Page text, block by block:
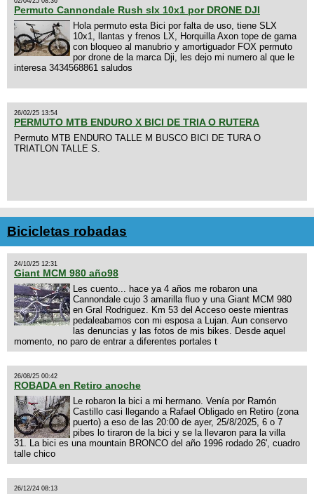
Permuto Cannondale Rush slx 10x1 por DRONE DJI
Hola permuto esta Bici por falta de uso, tiene SLX
10x1, llantas y frenos LX, Horquilla Axon tope de gama
con bloqueo al manubrio y amortiguador FOX permuto
por drone de la marca Dji, les dejo mi numero al que le
interesa 3434568861 saludos
26/02/25 13:54
PERMUTO MTB ENDURO X BICI DE TRIA O RUTERA
Permuto MTB ENDURO TALLE M BUSCO BICI DE TURA O
TRIATLON TALLE S.
Bicicletas robadas
24/10/25 12:31
Giant MCM 980 año98
Les cuento... hace ya 4 años me robaron una
Cannondale cujo 3 amarilla fluo y una Giant MCM 980
en Gral Rodriguez. Km 53 del Acceso oeste mientras
pedaleabamos con mi esposa a Lujan. Aun conservo
las denuncias y las fotos de mis bikes. Desde aquel
momento, no paro de entrar a diferentes portales t
26/08/25 00:42
ROBADA en Retiro anoche
Le robaron la bici a mi hermano. Venía por Ramón
Castillo casi llegando a Rafael Obligado en Retiro (zona
puerto) a eso de las 20:00 de ayer, 25/8/2025, 6 o 7
pibes lo tiraron de la bici y se la llevaron para la villa
31. La bici es una mountain BRONCO del año 1996 rodado 26', cuadro
talle chico
26/12/24 08:13